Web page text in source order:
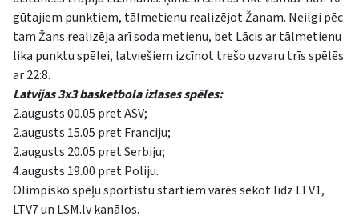
gūtajiem punktiem, tālmetienu realizējot Žanam. Neilgi pēc
tam Žans realizēja arī soda metienu, bet Lācis ar tālmetienu
lika punktu spēlei, latviešiem izcīnot trešo uzvaru trīs spēlēs
ar 22:8.
Latvijas 3x3 basketbola izlases spēles:
2.augusts 00.05 pret ASV;
2.augusts 15.05 pret Franciju;
2.augusts 20.05 pret Serbiju;
4.augusts 19.00 pret Poliju.
Olimpisko spēļu sportistu startiem varēs sekot līdz LTV1,
LTV7 un LSM.lv kanālos.